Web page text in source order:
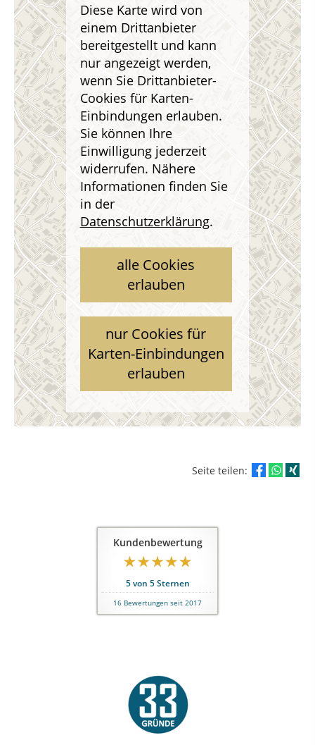
Diese Karte wird von
einem Drittanbieter
bereitgestellt und kann
nur angezeigt werden,
wenn Sie Drittanbieter-
Cookies für Karten-
Einbindungen erlauben.
Sie können Ihre
Einwilligung jederzeit
widerrufen. Nähere
Informationen finden Sie
in der
Datenschutzerklärung.
alle Cookies
erlauben
nur Cookies für
Karten-Einbindungen
erlauben
Seite teilen:
Kundenbewertung
5von 5Sternen
16 Bewertungen seit 2017